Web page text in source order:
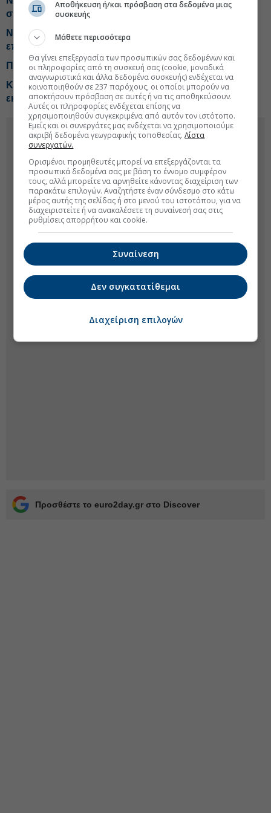
συναλλαγή με την ΔΕΔΔΗΕ
Noval: Προτεραιότητα στο The Grid και βλέμμα σε νέες
επενδύσεις
Πόσο κοστίζει τώρα ένα εξοχικό κοντά στην Αθήνα
Κίνηση ματ της Εθνικής στα ακίνητα με επένδυση 400
εκατ. ευρώ
Προσθέστε το euro2day.gr στο Discover
Αποθήκευση ή/και πρόσβαση στα δεδομένα μιας
συσκευής
Μάθετε περισσότερα
Θα γίνει επεξεργασία των προσωπικών σας δεδομένων και
οι πληροφορίες από τη συσκευή σας (cookie, μοναδικά
αναγνωριστικά και άλλα δεδομένα συσκευής) ενδέχεται να
κοινοποιηθούν σε 237 παρόχους, οι οποίοι μπορούν να
αποκτήσουν πρόσβαση σε αυτές ή να τις αποθηκεύσουν.
Αυτές οι πληροφορίες ενδέχεται επίσης να
χρησιμοποιηθούν συγκεκριμένα από αυτόν τον ιστότοπο.
Εμείς και οι συνεργάτες μας ενδέχεται να χρησιμοποιούμε
ακριβή δεδομένα γεωγραφικής τοποθεσίας.Λίστα
συνεργατών.
Ορισμένοι προμηθευτές μπορεί να επεξεργάζονται τα
προσωπικά δεδομένα σας με βάση το έννομο συμφέρον
τους, αλλά μπορείτε να αρνηθείτε κάνοντας διαχείριση των
παρακάτω επιλογών. Αναζητήστε έναν σύνδεσμο στο κάτω
μέρος αυτής της σελίδας ή στο μενού του ιστοτόπου, για να
διαχειριστείτε ή να ανακαλέσετε τη συναίνεσή σας στις
ρυθμίσεις απορρήτου και cookie.
Συναίνεση
Δεν συγκατατίθεμαι
Διαχείριση επιλογών